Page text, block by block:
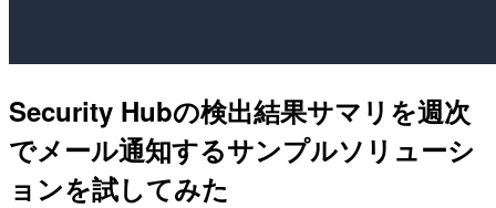
Security Hubの検出結果サマリを週次
でメール通知するサンプルソリューシ
ョンを試してみた